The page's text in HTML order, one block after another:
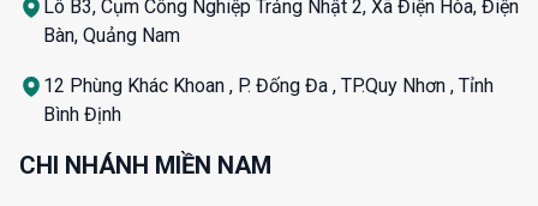
Lô B3, Cụm Công Nghiệp Trảng Nhật 2, Xã Điện Hòa, Điện
Bàn, Quảng Nam
12 Phùng Khác Khoan , P. Đống Đa , TP.Quy Nhơn , Tỉnh
Bình Định
CHI NHÁNH MIỀN NAM